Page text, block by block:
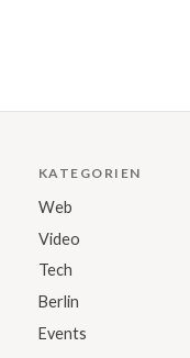
KATEGORIEN
Web
Video
Tech
Berlin
Events